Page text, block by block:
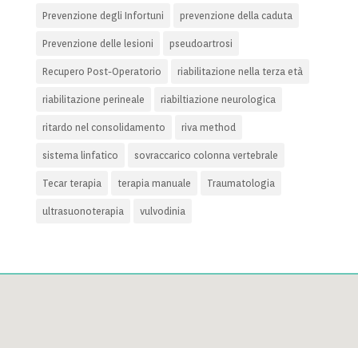
Prevenzione degli Infortuni prevenzione della caduta
Prevenzione delle lesioni pseudoartrosi
Recupero Post-Operatorio riabilitazione nella terza età
riabilitazione perineale riabiltiazione neurologica
ritardo nel consolidamento riva method
sistema linfatico sovraccarico colonna vertebrale
Tecar terapia terapia manuale Traumatologia
ultrasuonoterapia vulvodinia